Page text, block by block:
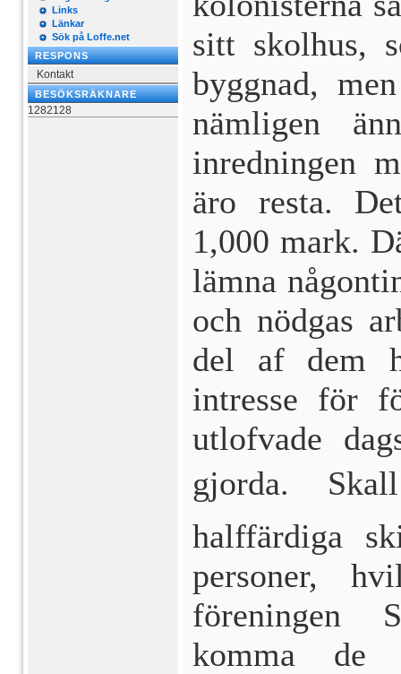
Links
Länkar
Sök på Loffe.net
RESPONS
Kontakt
BESÖKSRÄKNARE
1282128
sitt skolhus,
byggnad,
nämligen
inredningen
äro resta.
1,000 mark.
lämna
och nödgas
del af dem
intresse för
utlofvade
gjorda. 
halffärdiga
personer,
föreningen
komma de